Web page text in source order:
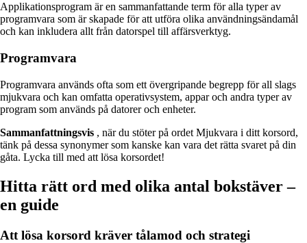
Applikationsprogram är en sammanfattande term för alla typer av
programvara som är skapade för att utföra olika användningsändamål
och kan inkludera allt från datorspel till affärsverktyg.
Programvara
Programvara används ofta som ett övergripande begrepp för all slags
mjukvara och kan omfatta operativsystem, appar och andra typer av
program som används på datorer och enheter.
Sammanfattningsvis , när du stöter på ordet Mjukvara i ditt korsord,
tänk på dessa synonymer som kanske kan vara det rätta svaret på din
gåta. Lycka till med att lösa korsordet!
Hitta rätt ord med olika antal bokstäver –
en guide
Att lösa korsord kräver tålamod och strategi